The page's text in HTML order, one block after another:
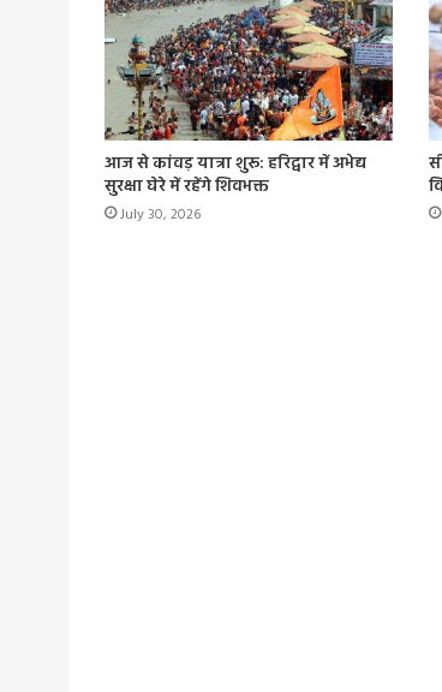
आज से कांवड़ यात्रा शुरू: हरिद्वार में अभेद्य
सुरक्षा घेरे में रहेंगे शिवभक्त
July 30, 2026